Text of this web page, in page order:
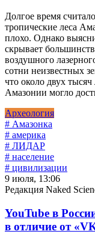
Долгое время
тропические леса
плохо. Однако
скрывает
воздушного
сотни неизвестных
что около двух
Амазонии могло
Археология
# Амазонка
# америка
# ЛИДАР
# население
# цивилизации
9 июля, 13:06
Редакция Naked
YouTube в
в отличие от